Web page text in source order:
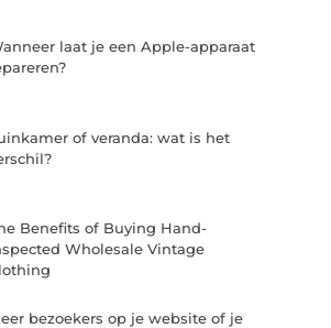
laat je een Apple-apparaat
of veranda: wat is het
Benefits of Buying Hand-
Wholesale Vintage
bezoekers op je website of je